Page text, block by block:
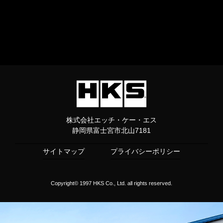
株式会社エッチ・ケー・エス
静岡県富士宮市北山7181
サイトマップ プライバシーポリシー
Copyright© 1997 HKS Co., Ltd. all rights reserved.